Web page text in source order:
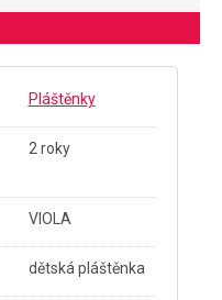
Pláštěnky
2 roky
VIOLA
dětská pláštěnka